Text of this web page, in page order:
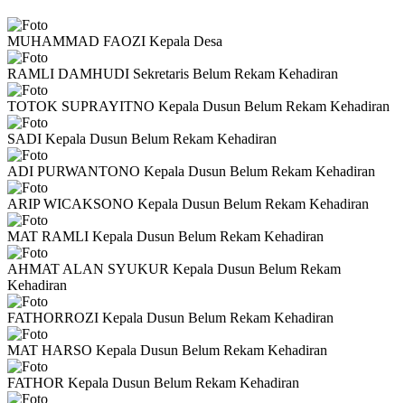
MUHAMMAD FAOZI Kepala Desa
RAMLI DAMHUDI Sekretaris Belum Rekam Kehadiran
TOTOK SUPRAYITNO Kepala Dusun Belum Rekam Kehadiran
SADI Kepala Dusun Belum Rekam Kehadiran
ADI PURWANTONO Kepala Dusun Belum Rekam Kehadiran
ARIP WICAKSONO Kepala Dusun Belum Rekam Kehadiran
MAT RAMLI Kepala Dusun Belum Rekam Kehadiran
AHMAT ALAN SYUKUR Kepala Dusun Belum Rekam
Kehadiran
FATHORROZI Kepala Dusun Belum Rekam Kehadiran
MAT HARSO Kepala Dusun Belum Rekam Kehadiran
FATHOR Kepala Dusun Belum Rekam Kehadiran